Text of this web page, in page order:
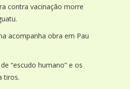
contra vacinação morre
acompanha obra em Pau
“escudo humano” e os
tiros.